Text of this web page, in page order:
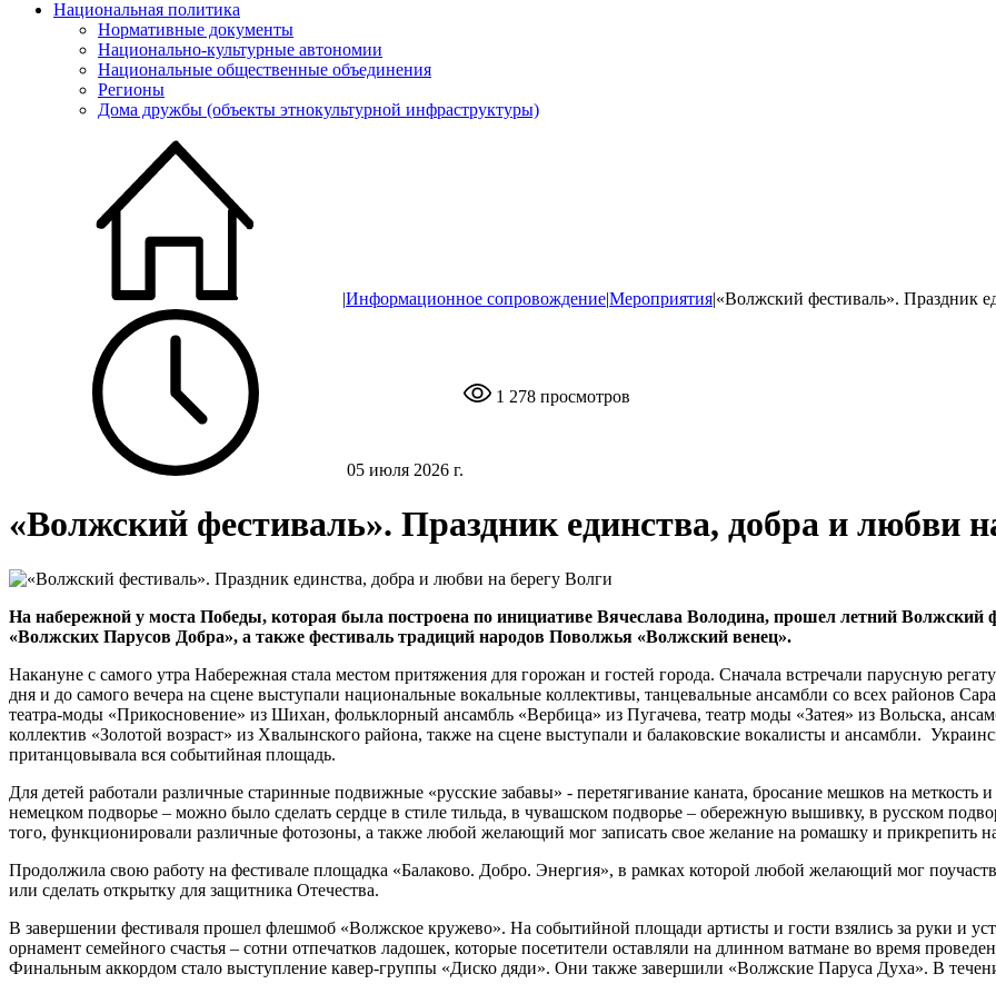
Национальная политика
Нормативные документы
Национально-культурные автономии
Национальные общественные объединения
Регионы
Дома дружбы (объекты этнокультурной инфраструктуры)
|Информационное сопровождение|Мероприятия|«Волжский фестиваль». Праздник
05 июля 2026 г.
1 278 просмотров
«Волжский фестиваль». Праздник единства, добра и любви
На набережной у моста Победы, которая была построена по инициативе Вячеслава Володина, прошел летний Волжский
«Волжских Парусов Добра», а также фестиваль традиций народов Поволжья «Волжский венец».
Накануне с самого утра Набережная стала местом притяжения для горожан и гостей города. Сначала встречали парусную
дня и до самого вечера на сцене выступали национальные вокальные коллективы, танцевальные ансамбли со всех районов
театра-моды «Прикосновение» из Шихан, фольклорный ансамбль «Вербица» из Пугачева, театр моды «Затея» из Вольска,
коллектив «Золотой возраст» из Хвалынского района, также на сцене выступали и балаковские вокалисты и ансамбли.
пританцовывала вся событийная площадь.
Для детей работали различные старинные подвижные «русские забавы» - перетягивание каната, бросание мешков на
немецком подворье – можно было сделать сердце в стиле тильда, в чувашском подворье – обережную вышивку, в русском
того, функционировали различные фотозоны, а также любой желающий мог записать свое желание на ромашку и прикрепить
Продолжила свою работу на фестивале площадка «Балаково. Добро. Энергия», в рамках которой любой желающий мог
или сделать открытку для защитника Отечества.
В завершении фестиваля прошел флешмоб «Волжское кружево». На событийной площади артисты и гости взялись за руки и
орнамент семейного счастья – сотни отпечатков ладошек, которые посетители оставляли на длинном ватмане во время
Финальным аккордом стало выступление кавер-группы «Диско дяди». Они также завершили «Волжские Паруса Духа». В